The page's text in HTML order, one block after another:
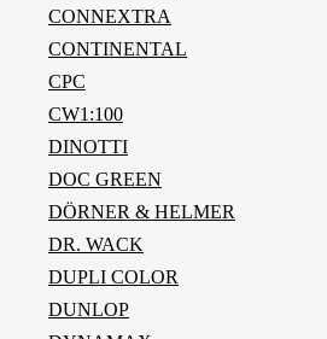
CONNEXTRA
CONTINENTAL
CPC
CW1:100
DINOTTI
DOC GREEN
DÖRNER & HELMER
DR. WACK
DUPLI COLOR
DUNLOP